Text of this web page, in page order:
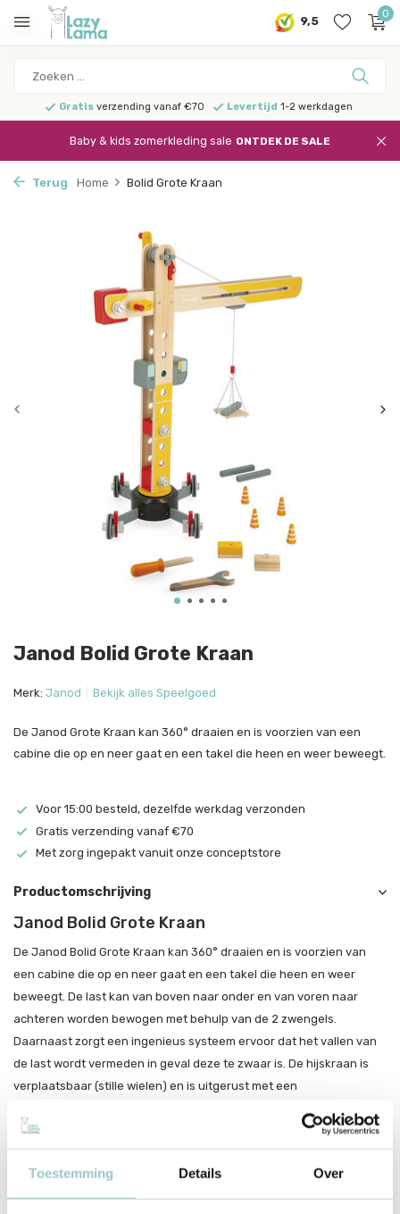
Toestemming Details Over
9,5
0
Gratis verzending vanaf €70 Levertijd 1-2 werkdagen
Baby & kids zomerkleding sale ONTDEK DE SALE
Terug Home Bolid Grote Kraan
Janod Bolid Grote Kraan
Merk: Janod Bekijk alles Speelgoed
De Janod Grote Kraan kan 360° draaien en is voorzien van een
cabine die op en neer gaat en een takel die heen en weer beweegt.
Voor 15:00 besteld, dezelfde werkdag verzonden
Gratis verzending vanaf €70
Met zorg ingepakt vanuit onze conceptstore
Productomschrijving
Janod Bolid Grote Kraan
De Janod Bolid Grote Kraan kan 360° draaien en is voorzien van
een cabine die op en neer gaat en een takel die heen en weer
beweegt. De last kan van boven naar onder en van voren naar
achteren worden bewogen met behulp van de 2 zwengels.
Daarnaast zorgt een ingenieus systeem ervoor dat het vallen van
de last wordt vermeden in geval deze te zwaar is. De hijskraan is
verplaatsbaar (stille wielen) en is uitgerust met een
inclusief 2 gereedschappen. Imitatiespeelgoed van FSCTM-hout